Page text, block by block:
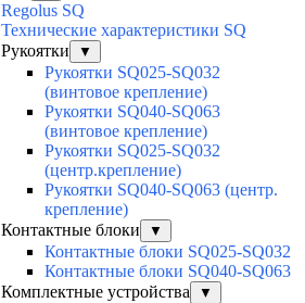
Regolus SQ
Технические характеристики SQ
Рукоятки
▼
Рукоятки SQ025-SQ032
(винтовое крепление)
Рукоятки SQ040-SQ063
(винтовое крепление)
Рукоятки SQ025-SQ032
(центр.крепление)
Рукоятки SQ040-SQ063 (центр.
крепление)
Контактные блоки
▼
Контактные блоки SQ025-SQ032
Контактные блоки SQ040-SQ063
Комплектные устройства
▼